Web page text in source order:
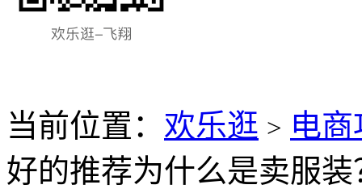
当前位置： 欢乐逛 > 电
好的推荐为什么是卖服装